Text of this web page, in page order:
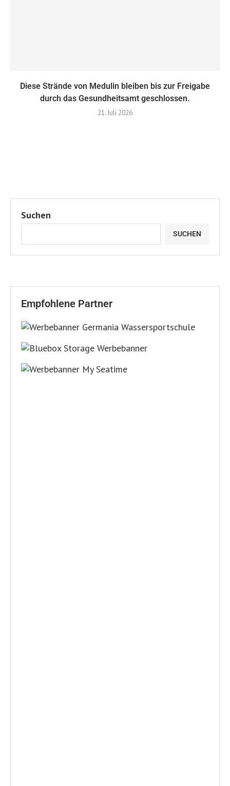
Diese Strände von Medulin bleiben bis zur Freigabe
durch das Gesundheitsamt geschlossen.
21. Juli 2026
Suchen
SUCHEN
Empfohlene Partner